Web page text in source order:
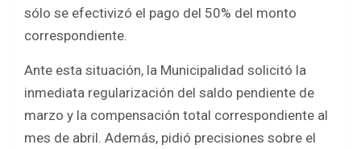
sólo se efectivizó el pago del 50% del monto
correspondiente.
Ante esta situación, la Municipalidad solicitó la
inmediata regularización del saldo pendiente de
marzo y la compensación total correspondiente al
mes de abril. Además, pidió precisiones sobre el